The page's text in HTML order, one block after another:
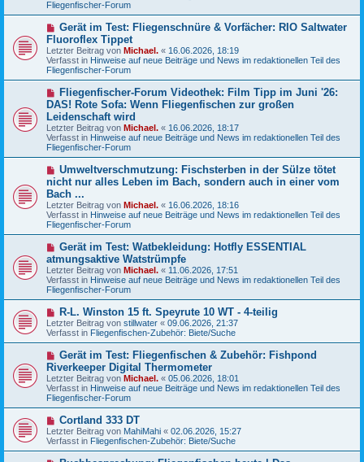
r
a
g
B
e
t
r
a
g
Fliegenfischer-Forum
N
u
e
r
B
e
t
r
a
g
Gerät im Test: Fliegenschnüre & Vorfächer: RIO Saltwater
Fluoroflex Tippet
Letzter Beitrag von Michael. « 16.06.2026, 18:19
Verfasst in Hinweise auf neue Beiträge und News im redaktionellen Teil des
Fliegenfischer-Forum
N
e
u
e
r
B
e
i
r
a
g
Fliegenfischer-Forum Videothek: Film Tipp im Juni '26:
DAS! Rote Sofa: Wenn Fliegenfischen zur großen
Leidenschaft wird
Letzter Beitrag von Michael. « 16.06.2026, 18:17
Verfasst in Hinweise auf neue Beiträge und News im redaktionellen Teil des
Fliegenfischer-Forum
N
u
e
r
B
e
i
r
a
g
Umweltverschmutzung: Fischsterben in der Sülze tötet
nicht nur alles Leben im Bach, sondern auch in einer vom
Bach ...
Letzter Beitrag von Michael. « 16.06.2026, 18:16
Verfasst in Hinweise auf neue Beiträge und News im redaktionellen Teil des
Fliegenfischer-Forum
N
u
e
r
B
e
t
r
a
g
Gerät im Test: Watbekleidung: Hotfly ESSENTIAL
atmungsaktive Watstrümpfe
Letzter Beitrag von Michael. « 11.06.2026, 17:51
Verfasst in Hinweise auf neue Beiträge und News im redaktionellen Teil des
Fliegenfischer-Forum
N
e
u
e
B
e
i
t
r
a
g
R-L. Winston 15 ft. Speyrute 10 WT - 4-teilig
Letzter Beitrag von stillwater « 09.06.2026, 21:37
Verfasst in Fliegenfischen-Zubehör: Biete/Suche
N
e
u
e
r
B
e
t
r
a
Gerät im Test: Fliegenfischen & Zubehör: Fishpond
Riverkeeper Digital Thermometer
Letzter Beitrag von Michael. « 05.06.2026, 18:01
Verfasst in Hinweise auf neue Beiträge und News im redaktionellen Teil des
Fliegenfischer-Forum
N
e
u
e
Cortland 333 DT
Letzter Beitrag von MahiMahi « 02.06.2026, 15:27
Verfasst in Fliegenfischen-Zubehör: Biete/Suche